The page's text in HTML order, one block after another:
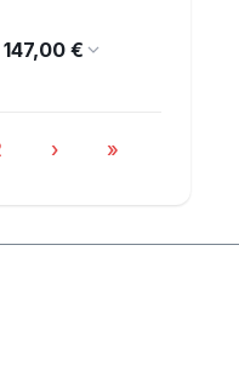
147,00 €
› »